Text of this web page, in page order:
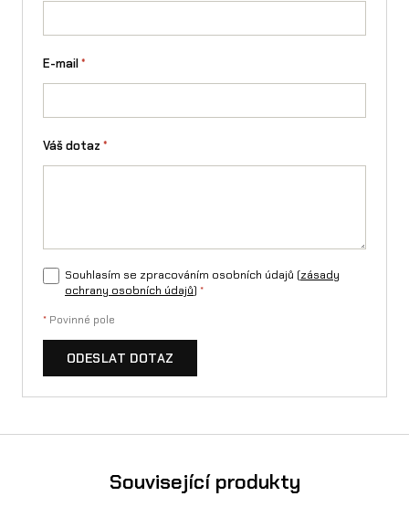
E-mail*
Váš dotaz *
Souhlasím se zpracováním osobních údajů (zásady
ochrany osobních údajů) *
* Povinné pole
ODESLAT DOTAZ
Související produkty